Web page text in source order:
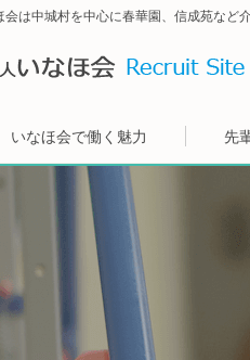
は中城村を中心に春華園、信成苑など
いなほ会で働く魅力 先